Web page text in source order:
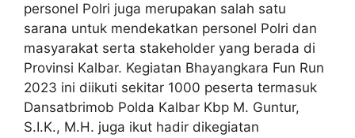
personel Polri juga merupakan salah satu
sarana untuk mendekatkan personel Polri dan
masyarakat serta stakeholder yang berada di
Provinsi Kalbar. Kegiatan Bhayangkara Fun Run
2023 ini diikuti sekitar 1000 peserta termasuk
Dansatbrimob Polda Kalbar Kbp M. Guntur,
S.I.K., M.H. juga ikut hadir dikegiatan